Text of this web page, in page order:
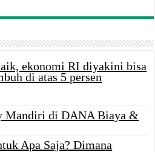
ekonomi RI diyakini bisa
di atas 5 persen
Mandiri di DANA Biaya &
Apa Saja? Dimana